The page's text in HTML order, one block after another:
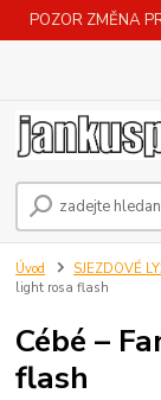
POZOR ZMĚNA
Úvod SJEZDOVÉ
light rosa flash
Cébé –
flash